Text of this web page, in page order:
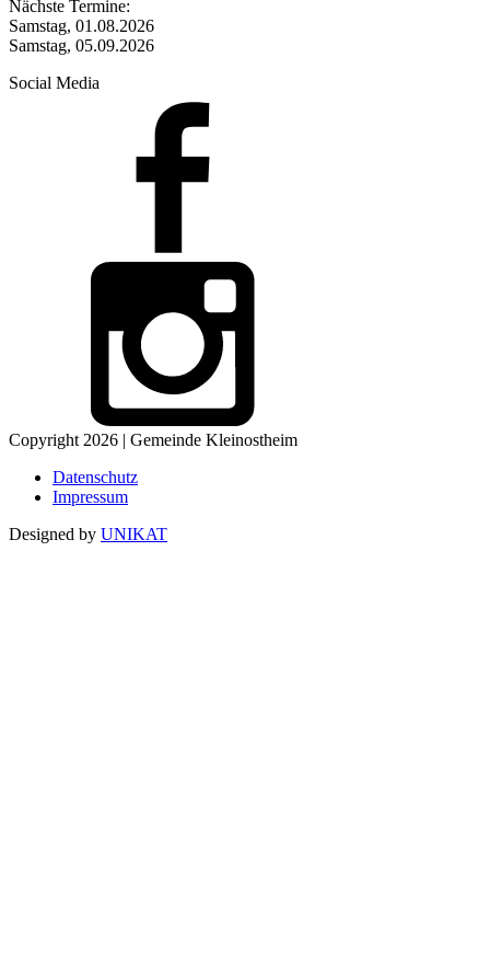
Nächste Termine:
Samstag, 01.08.2026
Samstag, 05.09.2026
Social Media
Copyright 2026 | Gemeinde Kleinostheim
Datenschutz
Impressum
Designed by UNIKAT